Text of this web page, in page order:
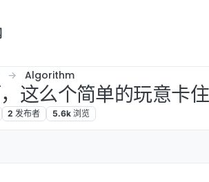
Algorithm
这么个简单的玩意卡
2 发布者 5.6k 浏览